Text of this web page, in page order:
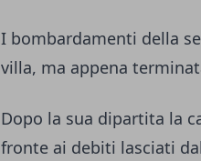
I bombardamenti della
villa, ma appena
Dopo la sua dipartita la
fronte ai debiti lasciati